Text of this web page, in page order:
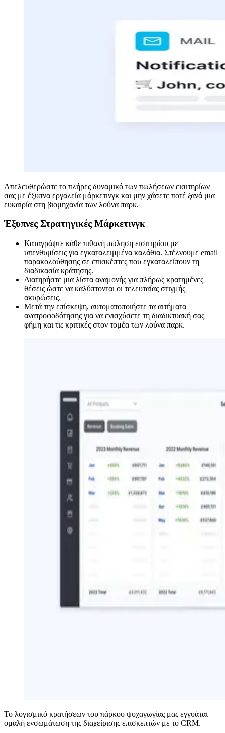
Απελευθερώστε το πλήρες δυναμικό των πωλήσεων εισιτηρίων
σας με έξυπνα εργαλεία μάρκετινγκ και μην χάσετε ποτέ ξανά μια
ευκαιρία στη βιομηχανία των λούνα παρκ.
Έξυπνες Στρατηγικές Μάρκετινγκ
Καταγράψτε κάθε πιθανή πώληση εισιτηρίου με
υπενθυμίσεις για εγκαταλειμμένα καλάθια. Στέλνουμε email
παρακολούθησης σε επισκέπτες που εγκαταλείπουν τη
διαδικασία κράτησης.
Διατηρήστε μια λίστα αναμονής για πλήρως κρατημένες
θέσεις ώστε να καλύπτονται οι τελευταίας στιγμής
ακυρώσεις.
Μετά την επίσκεψη, αυτοματοποιήστε τα αιτήματα
ανατροφοδότησης για να ενισχύσετε τη διαδικτυακή σας
φήμη και τις κριτικές στον τομέα των λούνα παρκ.
Το λογισμικό κρατήσεων του πάρκου ψυχαγωγίας μας εγγυάται
ομαλή ενσωμάτωση της διαχείρισης επισκεπτών με το CRM.